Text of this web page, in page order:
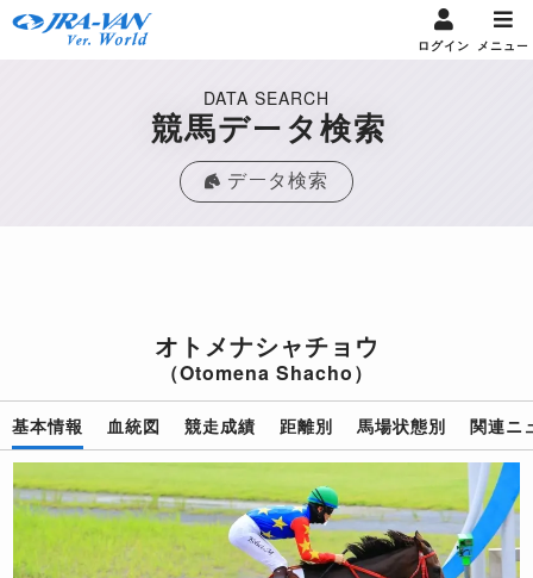
ログイン メニュー
DATA SEARCH
競馬データ検索
データ検索
オトメナシャチョウ
（Otomena Shacho）
基本情報 血統図 競走成績 距離別 馬場状態別 関連ニ